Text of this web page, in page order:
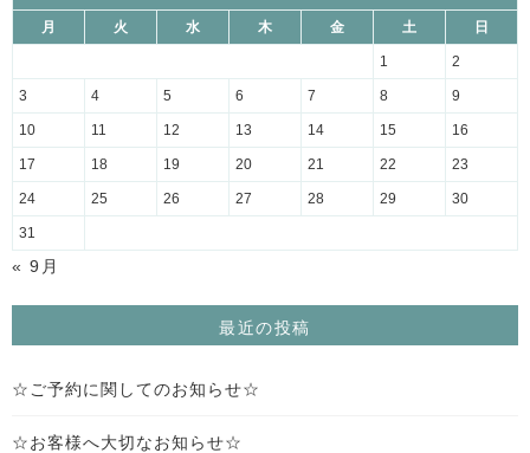
月 火 水 木 金 土 日
1 2
3 4 5 6 7 8 9
10 11 12 13 14 15 16
17 18 19 20 21 22 23
24 25 26 27 28 29 30
31
« 9月
最近の投稿
☆ご予約に関してのお知らせ☆
☆お客様へ大切なお知らせ☆